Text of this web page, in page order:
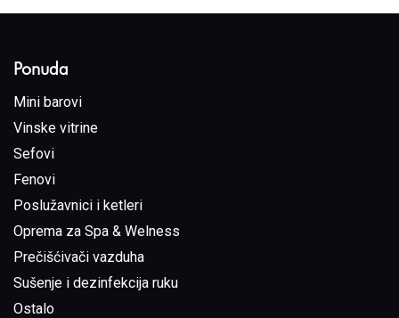
Ponuda
Mini barovi
Vinske vitrine
Sefovi
Fenovi
Poslužavnici i ketleri
Oprema za Spa & Welness
Prečišćivači vazduha
Sušenje i dezinfekcija ruku
Ostalo